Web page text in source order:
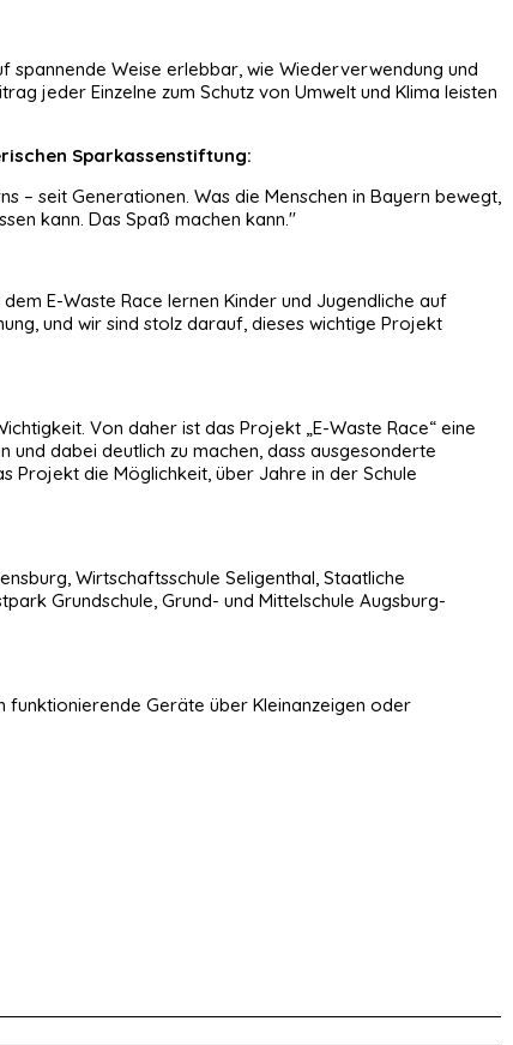
spannende Weise erlebbar, wie Wiederverwendung und
jeder Einzelne zum Schutz von Umwelt und Klima leisten
Sparkassenstiftung:
– seit Generationen. Was die Menschen in Bayern bewegt,
kann. Das Spaß machen kann."
E-Waste Race lernen Kinder und Jugendliche auf
und wir sind stolz darauf, dieses wichtige Projekt
Von daher ist das Projekt „E-Waste Race“ eine
und dabei deutlich zu machen, dass ausgesonderte
Projekt die Möglichkeit, über Jahre in der Schule
Wirtschaftsschule Seligenthal, Staatliche
Grundschule, Grund- und Mittelschule Augsburg-
funktionierende Geräte über Kleinanzeigen oder